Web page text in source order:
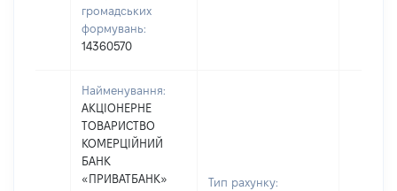
громадських
формувань:
14360570
Найменування:
АКЦІОНЕРНЕ
ТОВАРИСТВО
КОМЕРЦІЙНИЙ
БАНК
«ПРИВАТБАНК»
Тип рахунку: